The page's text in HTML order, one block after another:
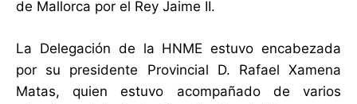
de Mallorca por el Rey Jaime II.
La Delegación de la HNME estuvo encabezada
por su presidente Provincial D. Rafael Xamena
Matas, quien estuvo acompañado de varios